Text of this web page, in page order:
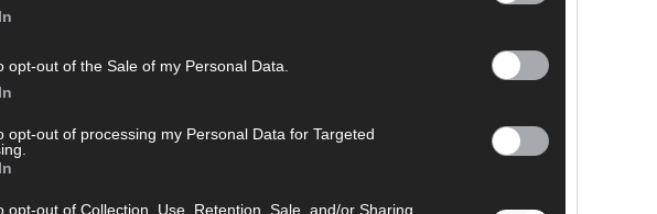
opt-out of the Sale of my Personal Data.
opt-out of processing my Personal Data for Targeted
opt-out of Collection, Use, Retention, Sale, and/or Sharing
wird sie dringend empfohlen. Die Versicherung
durch das Tier verursacht werden – und
verbunden sein kann.
Hundeführer sollte der Schutz auch
abdecken. Einige Anbieter übernehmen zusätzlich die
der Hundehalter selbst geschädigt wird, der eigentliche
KEINE NEWS MEHR